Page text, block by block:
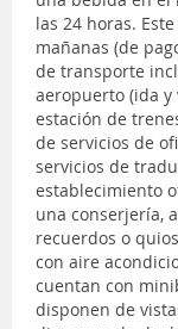
las 24 horas.
mañanas (de
de transporte
aeropuerto (ida y
estación de
de servicios de
servicios de
establecimiento
una conserjería,
recuerdos o
con aire
cuentan con
disponen de